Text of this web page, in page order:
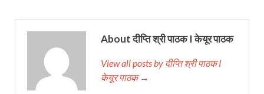
About दीप्ति श्री पाठक I केयूर पाठक
View all posts by दीप्ति श्री पाठक I
केयूर पाठक →